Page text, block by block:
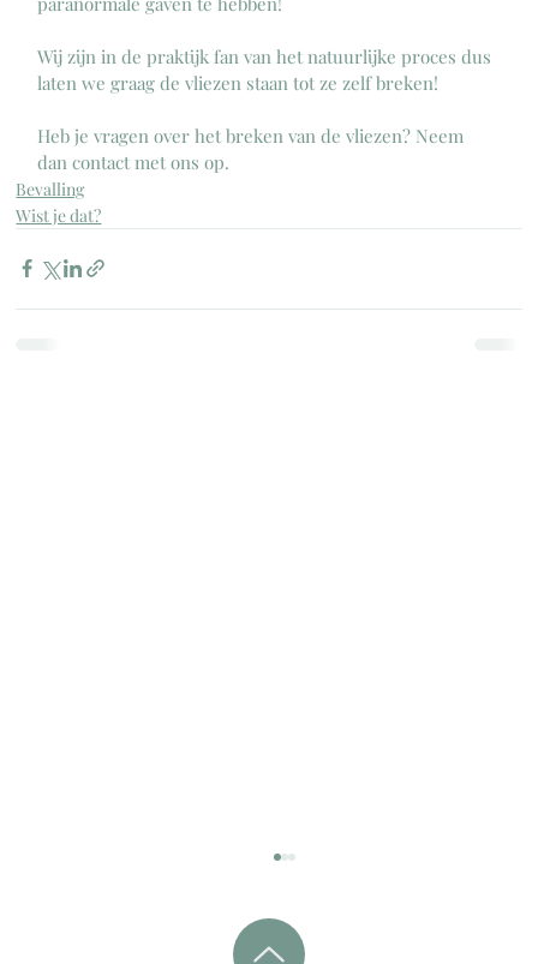
Wij zijn in de praktijk fan van het natuurlijke proces dus
laten we graag de vliezen staan tot ze zelf breken!
Heb je vragen over het breken van de vliezen? Neem
dan contact met ons op.
Bevalling
Wist je dat?